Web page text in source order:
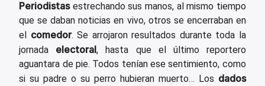
Periodistasestrechando sus manos, al mismo tiempo
que se daban noticias en vivo, otros se encerraban en
el comedor. Se arrojaron resultados durante toda la
jornada electoral, hasta que el último reportero
aguantara de pie. Todos tenían ese sentimiento, como
si su padre o su perro hubieran muerto… Los dados